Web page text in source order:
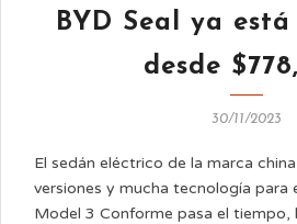
BYD Seal ya
desde
30/11/2023
El sedán eléctrico de la marca
versiones y mucha tecnología para
Model 3 Conforme pasa el tiempo,